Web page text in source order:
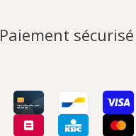
Paiement sécurisé